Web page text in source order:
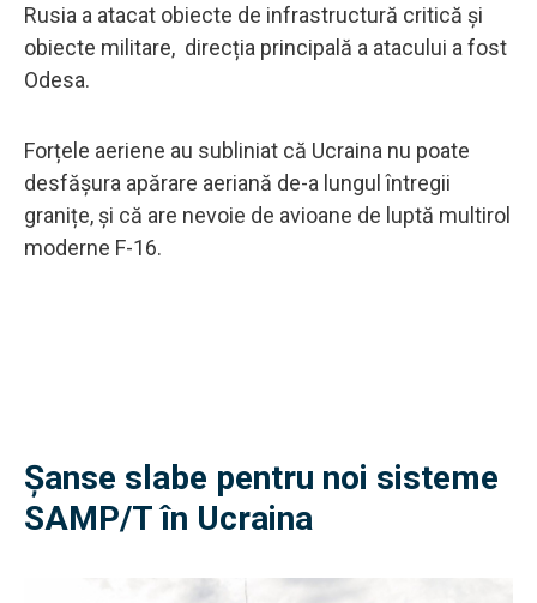
Rusia a atacat obiecte de infrastructură critică și
obiecte militare, direcția principală a atacului a fost
Odesa.
Forțele aeriene au subliniat că Ucraina nu poate
desfășura apărare aeriană de-a lungul întregii
granițe, și că are nevoie de avioane de luptă multirol
moderne F-16.
Șanse slabe pentru noi sisteme
SAMP/T în Ucraina